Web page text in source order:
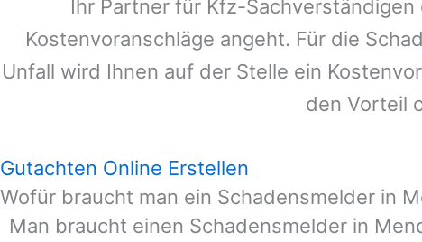
Ihr Partner für Kfz-
Kostenvoranschläge angeht. Für die
Unfall wird Ihnen auf der Stelle ein
den Vorteil
Gutachten Online Erstellen
Wofür braucht man ein Schadensmelder in
Man braucht einen Schadensmelder in